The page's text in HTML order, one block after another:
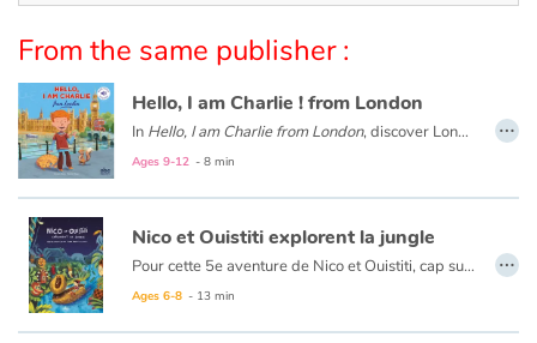
Emotions and feelings
Formats and illustrations
Catalogue anglais
Contraste +
From the same publisher :
Hello, I am Charlie ! from London
In Hello, I am Charlie from London, discover London with Charlie, an eight-year-old English boy. Meet his family and friends, visit his school and his city with Big Ben, double-decker buses, Buckingham Palace...
Ages 9-12 - 8 min
…
Nico et Ouistiti explorent la jungle
Pour cette 5e aventure de Nico et Ouistiti, cap sur la jungle ! À bord de leur magnifique barque à tête de lion tout juste terminée, nos deux intrépides explorateurs partent au Pays des Masques où, selon le cousin de Ouistiti, se prépare une grande fête. Mais dès leur arrivée dans la jungle, ils sont emmenés par un groupe d’hommes masqués et présentés au Grand Sorcier qui leur confie une mission, croyant avoir affaire à deux sorciers plus grands que lui : retrouver le Masque qui apporte la Pluie, tout juste volé par une terrible sorcière. Ni une ni deux, Nico et Ouistiti répondent présent même s’ils ont un peu la trouille…mais la grande fête aura bien lieu si toutefois ils rapportent le précieux sésame !
Ages 6-8 - 13 min
…